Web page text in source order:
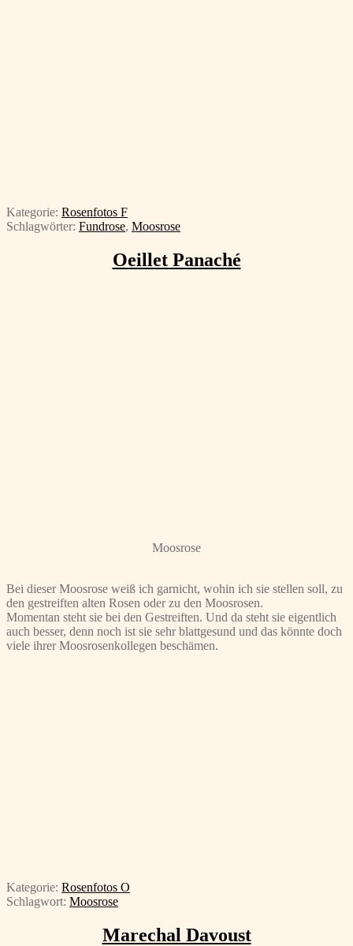
Kategorie: Rosenfotos F
Schlagwörter: Fundrose, Moosrose
Oeillet Panaché
Moosrose
Bei dieser Moosrose weiß ich garnicht, wohin ich sie stellen soll, zu
den gestreiften alten Rosen oder zu den Moosrosen.
Momentan steht sie bei den Gestreiften. Und da steht sie eigentlich
auch besser, denn noch ist sie sehr blattgesund und das könnte doch
viele ihrer Moosrosenkollegen beschämen.
Kategorie: Rosenfotos O
Schlagwort: Moosrose
Marechal Davoust